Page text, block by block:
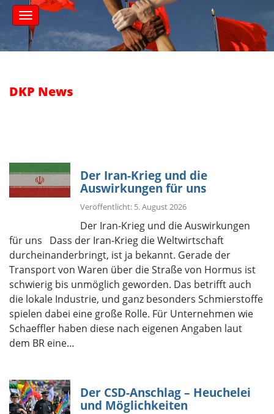
M
a
i
n
S
k
i
p
DKP News
Der Iran-Krieg und die
Auswirkungen für uns
Veröffentlicht: 5. August 2026
Der Iran-Krieg und die Auswirkungen
für uns Dass der Iran-Krieg die Weltwirtschaft
durcheinanderbringt, ist ja bekannt. Gerade der
Transport von Waren über die Straße von Hormus ist
schwierig bis unmöglich geworden. Das betrifft auch
die lokale Industrie, und ganz besonders Schmierstoffe
spielen dabei eine große Rolle. Für Unternehmen wie
Schaeffler haben diese nach eigenen Angaben laut
dem BR eine…
Der CSD-Anschlag – Heuchelei
und Möglichkeiten